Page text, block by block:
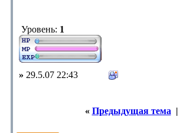
Уровень: 1
» 29.5.07 22:43
« Предыдущая тема |